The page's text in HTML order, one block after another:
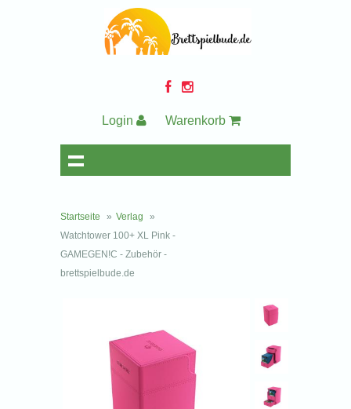
Login Warenkorb
Startseite » Verlag
»
Watchtower 100+ XL Pink -
GAMEGEN!C - Zubehör -
brettspielbude.de